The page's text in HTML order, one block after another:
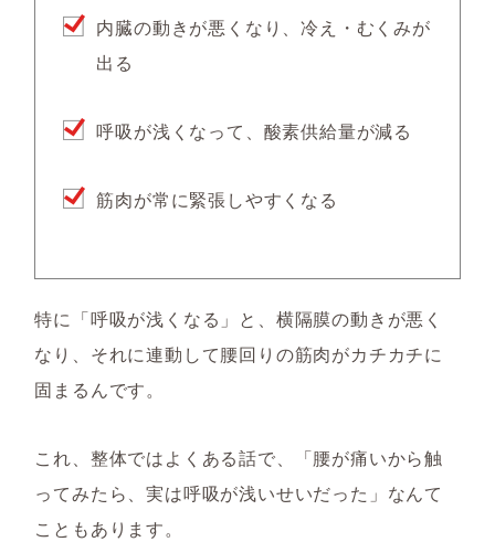
内臓の動きが悪くなり、冷え・むくみが
出る
呼吸が浅くなって、酸素供給量が減る
筋肉が常に緊張しやすくなる
特に「呼吸が浅くなる」と、横隔膜の動きが悪く
なり、それに連動して腰回りの筋肉がカチカチに
固まるんです。
これ、整体ではよくある話で、「腰が痛いから触
ってみたら、実は呼吸が浅いせいだった」なんて
こともあります。